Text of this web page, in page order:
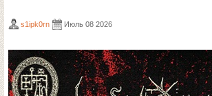
s1ipk0rn Июль 08 2026